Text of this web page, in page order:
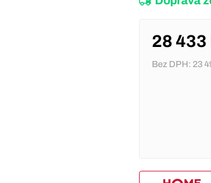
28 433
Bez DPH: 23